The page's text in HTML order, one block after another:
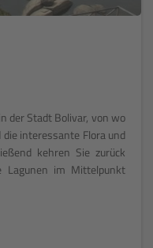
der Stadt Bolivar, von wo
interessante Flora und
kehren Sie zurück
Lagunen im Mittelpunkt